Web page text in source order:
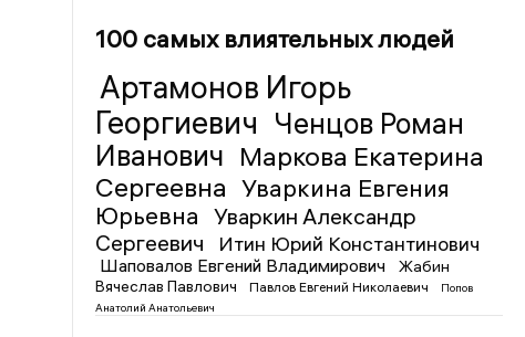
100 самых влиятельных людей
Артамонов Игорь
Георгиевич Ченцов Роман
Иванович Маркова Екатерина
Сергеевна Уваркина Евгения
Юрьевна
Уваркин Александр
Сергеевич
Итин Юрий Константинович
Шаповалов Евгений Владимирович
Жабин
Вячеслав Павлович
Павлов Евгений Николаевич
Попов
Анатолий Анатольевич